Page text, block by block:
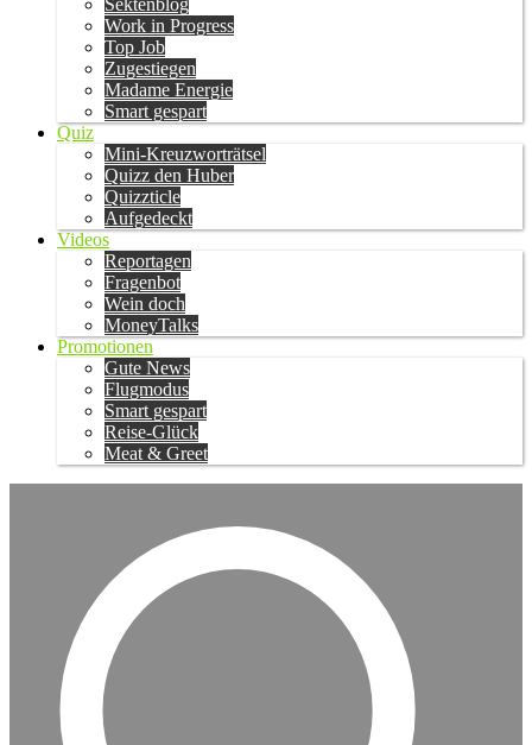
Sektenblog
Work in Progress
Top Job
Zugestiegen
Madame Energie
Smart gespart
Quiz
Mini-Kreuzworträtsel
Quizz den Huber
Quizzticle
Aufgedeckt
Videos
Reportagen
Fragenbot
Wein doch
MoneyTalks
Promotionen
Gute News
Flugmodus
Smart gespart
Reise-Glück
Meat & Greet